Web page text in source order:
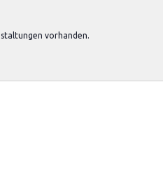
vorhanden.